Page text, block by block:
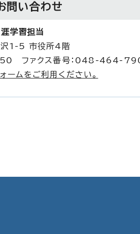
問い合わせ
学習担当
1-5 市役所4階
ファクス番号：048-464-
ームをご利用ください。